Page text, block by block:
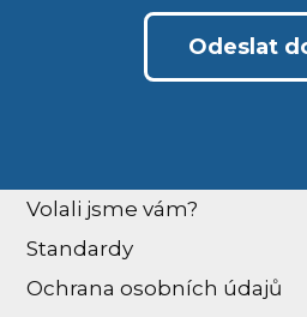
Odeslat
Volali jsme vám?
Standardy
Ochrana osobních údajů